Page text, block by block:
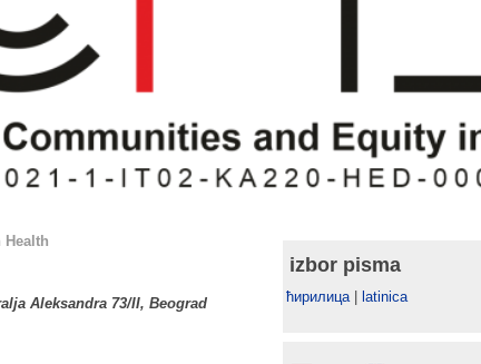
Aleksandra 73/II, Beograd
izbor pisma
ћирилица| latinica